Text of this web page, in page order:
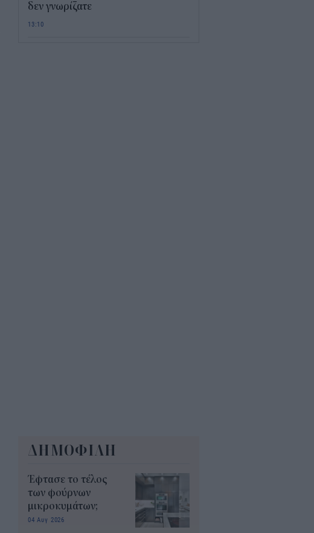
δεν γνωρίζατε
13:10
ΔΗΜΟΦΙΛΗ
Έφτασε το τέλος
των φούρνων
μικροκυμάτων;
04 Αυγ 2026